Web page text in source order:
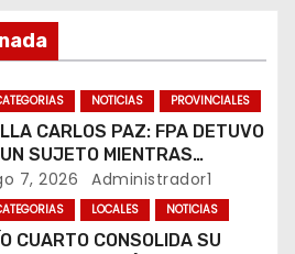
NOTICIAS PROVINCIALES
CARLOS PAZ: FPA DETUVO
SUJETO MIENTRAS
COCAÍNA Y
EN UNA PLAZA
7, 2026 Administrador1
LOCALES NOTICIAS
CUARTO CONSOLIDA SU